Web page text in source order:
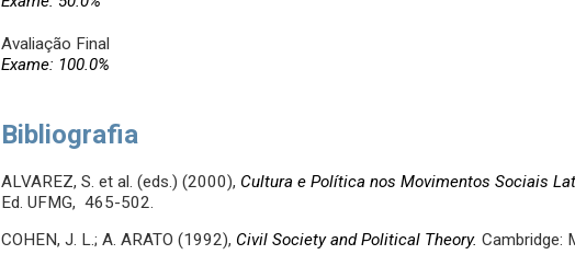
Avaliação Final
Exame: 100.0%
Bibliografia
ALVAREZ, S. et al. (eds.) (2000), Cultura e Política nos Movimentos Sociais
Ed. UFMG, 465-502.
COHEN, J. L.; A. ARATO (1992), Civil Society and Political Theory. Cambridge: